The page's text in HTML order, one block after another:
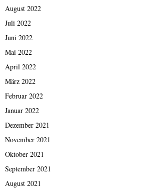
August 2022
Juli 2022
Juni 2022
Mai 2022
April 2022
März 2022
Februar 2022
Januar 2022
Dezember 2021
November 2021
Oktober 2021
September 2021
August 2021